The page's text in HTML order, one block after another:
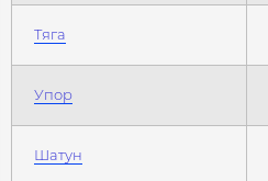
Тяга
Упор
Шатун